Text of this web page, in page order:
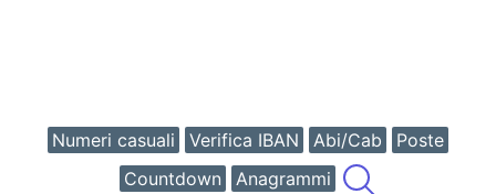
Numeri casuali Verifica IBAN Abi/Cab
Poste
Countdown
Anagrammi